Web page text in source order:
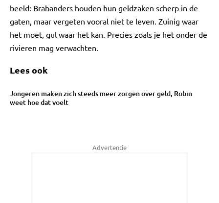
beeld: Brabanders houden hun geldzaken scherp in de
gaten, maar vergeten vooral niet te leven. Zuinig waar
het moet, gul waar het kan. Precies zoals je het onder de
rivieren mag verwachten.
Lees ook
Jongeren maken zich steeds meer zorgen over geld, Robin
weet hoe dat voelt
Advertentie